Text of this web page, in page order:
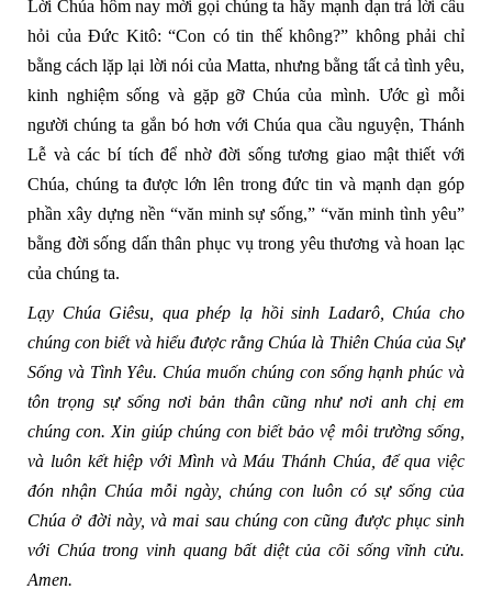
Lời Chúa hôm nay mời gọi chúng ta hãy mạnh dạn trả lời câu
hỏi của Đức Kitô: “Con có tin thế không?” không phải chỉ
bằng cách lặp lại lời nói của Matta, nhưng bằng tất cả tình yêu,
kinh nghiệm sống và gặp gỡ Chúa của mình. Ước gì mỗi
người chúng ta gắn bó hơn với Chúa qua cầu nguyện, Thánh
Lễ và các bí tích để nhờ đời sống tương giao mật thiết với
Chúa, chúng ta được lớn lên trong đức tin và mạnh dạn góp
phần xây dựng nền “văn minh sự sống,” “văn minh tình yêu”
bằng đời sống dấn thân phục vụ trong yêu thương và hoan lạc
của chúng ta.
Lạy Chúa Giêsu, qua phép lạ hồi sinh Ladarô, Chúa cho
chúng con biết và hiểu được rằng Chúa là Thiên Chúa của Sự
Sống và Tình Yêu. Chúa muốn chúng con sống hạnh phúc và
tôn trọng sự sống nơi bản thân cũng như nơi anh chị em
chúng con. Xin giúp chúng con biết bảo vệ môi trường sống,
và luôn kết hiệp với Mình và Máu Thánh Chúa, để qua việc
đón nhận Chúa mỗi ngày, chúng con luôn có sự sống của
Chúaở đời này, và mai sau chúng con cũng được phục sinh
với Chúa trong vinh quang bất diệt của cõi sống vĩnh cửu.
Amen.